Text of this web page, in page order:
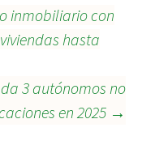
inmobiliario con
hasta
3 autónomos no
en 2025 →